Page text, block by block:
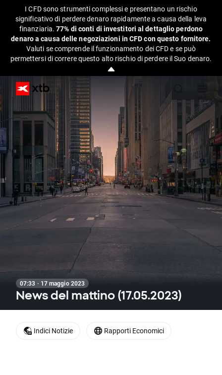
I CFD sono strumenti complessi e presentano un rischio
significativo di perdere denaro rapidamente a causa della leva
finanziaria.77% di conti di investitori al dettaglio perdono
denaro a causa delle negoziazioni in CFD con questo fornitore.
Valuti se comprende il funzionamento dei CFD e se può
permettersi di correre questo alto rischio di perdere il Suo denaro.
07:33 · 17 maggio 2023
News del mattino (17.05.2023)
Indici Notizie Rapporti Economici